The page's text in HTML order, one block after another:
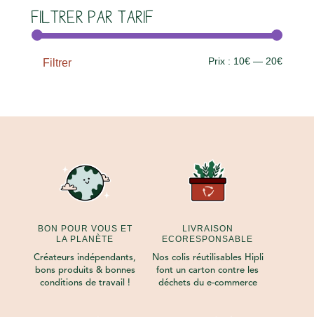
Filtrer par tarif
Prix
Prix
Filtrer Prix : 10€ — 20€
BON POUR VOUS ET
LA PLANÈTE
Créateurs indépendants,
bons produits & bonnes
conditions de travail !
LIVRAISON
ECORESPONSABLE
Nos colis réutilisables Hipli
font un carton contre les
déchets du e-commerce